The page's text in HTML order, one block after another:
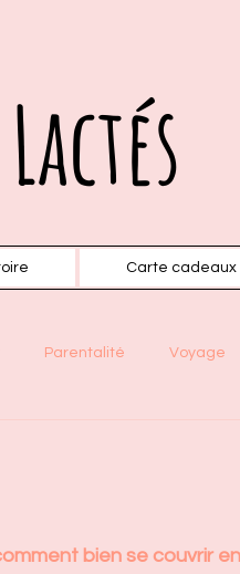
Carte cadeaux
Parentalité Voyage
bien se couvrir en